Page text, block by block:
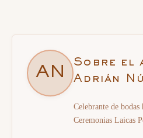
AN
Sobre el
Adrián
Celebrante de
Ceremonias Laicas